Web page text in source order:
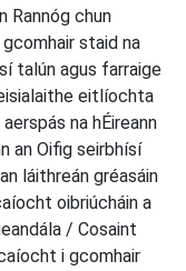
Rannóg chun
staid na
talún agus farraige
eitlíochta
na hÉireann
an Oifig seirbhísí
láithreán gréasáin
oibriúcháin a
/ Cosaint
i gcomhair